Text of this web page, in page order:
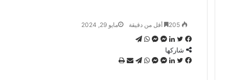
مايو 29, 2024 أقل من دقيقة
فيسبوك
تويترلينكدإن
ماسنجر
ماسنجرواتساب
تيلقرام
شاركها
فيسبوك
تويترلينكدإن
ماسنجر
ماسنجر
واتساب
تيلقراممشاركة
طباعة